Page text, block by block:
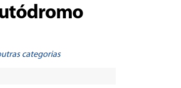
categorias